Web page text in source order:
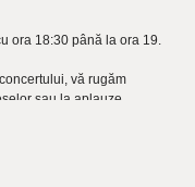
ora 18:30 până la ora 19.
vă rugăm
sau la aplauze.
spectator este invitat să